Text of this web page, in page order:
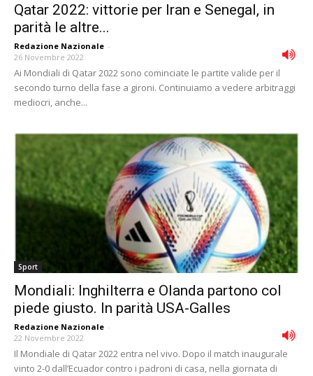
Qatar 2022: vittorie per Iran e Senegal, in
parità le altre...
Redazione Nazionale -
26 Novembre 2022
Ai Mondiali di Qatar 2022 sono cominciate le partite valide per il
secondo turno della fase a gironi. Continuiamo a vedere arbitraggi
mediocri, anche...
Sport
Mondiali: Inghilterra e Olanda partono col
piede giusto. In parità USA-Galles
Redazione Nazionale -
22 Novembre 2022
Il Mondiale di Qatar 2022 entra nel vivo. Dopo il match inaugurale
vinto 2-0 dall’Ecuador contro i padroni di casa, nella giornata di